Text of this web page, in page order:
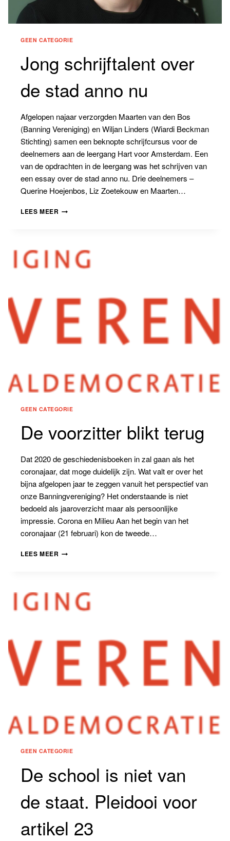
GEEN CATEGORIE
Jong schrijftalent over
de stad anno nu
Afgelopen najaar verzorgden Maarten van den Bos
(Banning Vereniging) en Wiljan Linders (Wiardi Beckman
Stichting) samen een beknopte schrijfcursus voor de
deelnemers aan de leergang Hart voor Amsterdam. Een
van de opdrachten in de leergang was het schrijven van
een essay over de stad anno nu. Drie deelnemers –
Querine Hoejenbos, Liz Zoetekouw en Maarten…
LEES MEER JONG
STAD
ANNO
NU
GEEN CATEGORIE
De voorzitter blikt terug
Dat 2020 de geschiedenisboeken in zal gaan als het
coronajaar, dat moge duidelijk zijn. Wat valt er over het
bijna afgelopen jaar te zeggen vanuit het perspectief van
onze Banningvereniging? Het onderstaande is niet
bedoeld als jaaroverzicht maar als persoonlijke
impressie. Corona en Milieu Aan het begin van het
coronajaar (21 februari) kon de tweede…
LEES MEER DE
GEEN CATEGORIE
De school is niet van
de staat. Pleidooi voor
artikel 23